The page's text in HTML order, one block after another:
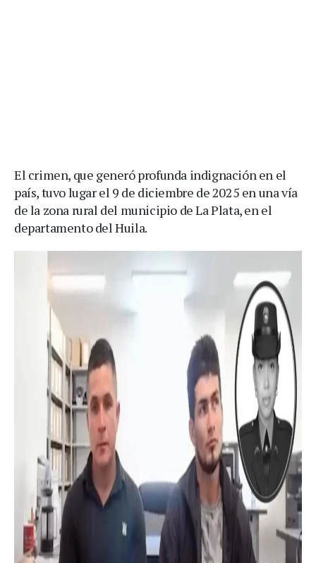
El crimen, que generó profunda indignación en el
país, tuvo lugar el 9 de diciembre de 2025 en una vía
de la zona rural del municipio de La Plata, en el
departamento del Huila.